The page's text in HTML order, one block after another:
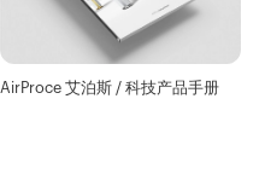
AirProce 艾泊斯 / 科技产品手册